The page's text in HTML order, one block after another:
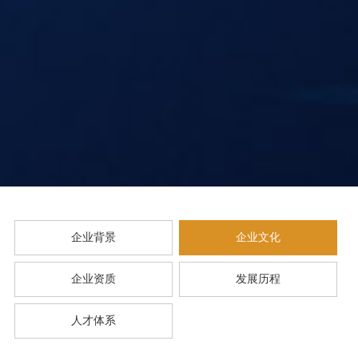
企业背景 企业文化
企业资质 发展历程
人才体系